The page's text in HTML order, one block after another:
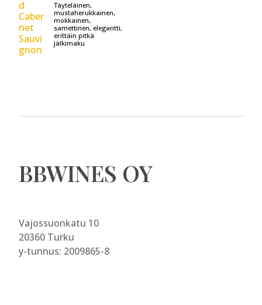
Täyteläinen,
mustaherukkainen,
mokkainen,
samettinen, elegantti,
erittäin pitkä
jälkimaku
BBWINES OY
Vajossuonkatu 10
20360 Turku
y-tunnus: 2009865-8